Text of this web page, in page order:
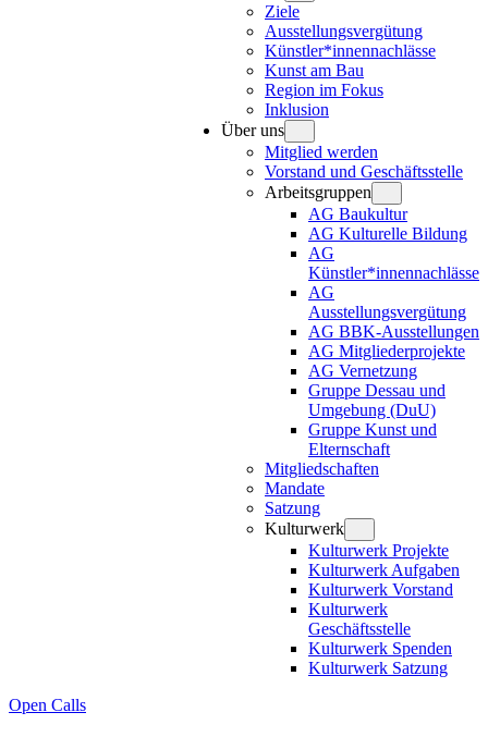
Ziele
Ausstellungsvergütung
Künstler*innennachlässe
Kunst am Bau
Region im Fokus
Inklusion
Über uns
Mitglied werden
Vorstand und Geschäftsstelle
Arbeitsgruppen
AG Baukultur
AG Kulturelle Bildung
AG
Künstler*innennachlässe
AG
Ausstellungsvergütung
AG BBK-Ausstellungen
AG Mitgliederprojekte
AG Vernetzung
Gruppe Dessau und
Umgebung (DuU)
Gruppe Kunst und
Elternschaft
Mitgliedschaften
Mandate
Satzung
Kulturwerk
Kulturwerk Projekte
Kulturwerk Aufgaben
Kulturwerk Vorstand
Kulturwerk
Geschäftsstelle
Kulturwerk Spenden
Kulturwerk Satzung
Open Calls